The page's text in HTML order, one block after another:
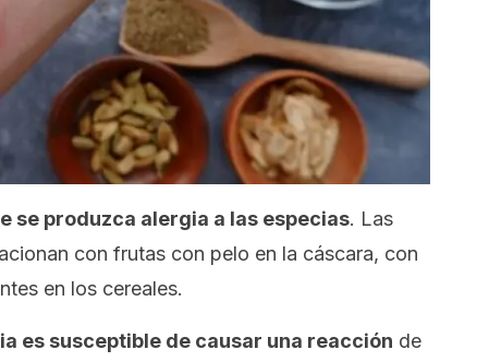
se produzca alergia a las especias. Las
con frutas con pelo en la cáscara, con
en los cereales.
es susceptible de causar una reacción de